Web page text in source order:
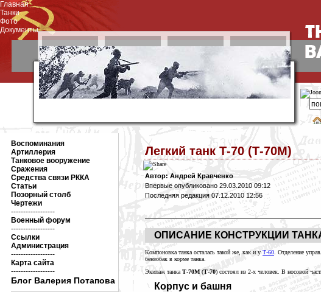
Главная
Танки
Фото
Документы
Воспоминания
Артиллерия
Танковое вооружение
Сражения
Средства связи РККА
Статьи
Позорный столб
Чертежи
------------------
Военный форум
------------------
Ссылки
Администрация
------------------
Карта сайта
------------------
Блог Валерия Потапова
Легкий танк Т-70 (Т-70М)
Автор: Андрей Кравченко
Впервые опубликовано 29.03.2010 09:12
Последняя редакция 07.12.2010 12:56
ОПИСАНИЕ КОНСТРУКЦИИ
Компоновка танка осталась такой же, как и у Т-60 . Отделение
бензобак в корме танка.
Экипаж танка Т-70М(Т-70) состоял из 2-х человек. В носовой
Корпус и башня